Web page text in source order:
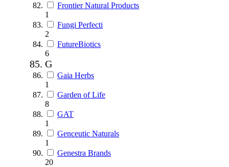
Frontier Natural Products
1
Fungi Perfecti
2
FutureBiotics
6
G
Gaia Herbs
1
Garden of Life
8
GAT
1
Genceutic Naturals
1
Genestra Brands
20